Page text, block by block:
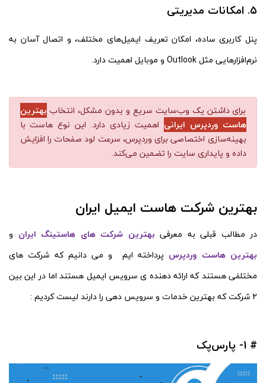
۵. امکانات مدیریتی
پنل کاربری ساده، امکان تعریف ایمیل‌های مختلف، و اتصال آسان به
نرم‌افزارهایی مثل Outlook و موبایل اهمیت دارد.
برای داشتن یک وب‌سایت سریع و بدون مشکل، انتخاب بهترین
هاست وردپرس ایرانی اهمیت زیادی دارد. این نوع هاست با
بهینه‌سازی اختصاصی برای وردپرس، سرعت لود صفحات را افزایش
داده و پایداری سایت را تضمین می‌کند.
بهترین شرکت هاست ایمیل ایران
در مطالب قبلی به معرفی بهترین شرکت های هاستینگ ایران و
بهترین هاست وردپرس پرداخته ایم و می دانیم که شرکت های
مختلفی هستند که ارائه دهنده ی سرویس ایمیل هستند اما در این بین
2 شرکت که بهترین خدمات و سرویس دهی را دارند لیست کردیم :
# 1- پارس‌پک